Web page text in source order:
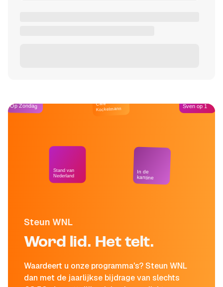
Steun WNL
Word lid. Het telt.
Waardeert u onze programma's? Steun WNL
dan met de jaarlijkse bijdrage van slechts
Op Zondag
Stand van
Nederland
Café
Kockelmann
In de
kantine
Sven op 1